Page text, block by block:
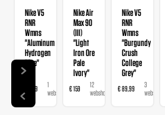
Nike V5
RNR
Wmns
"Aluminum
Hydrogen
Blue"
€ 89,99
1
webshop
Nike Air
Max 90
(III)
"Light
Iron Ore
Pale
Ivory"
€ 159
12
webshops
Nike V5
RNR
Wmns
"Burgundy
Crush
College
Grey"
€ 89,99
3
webshops